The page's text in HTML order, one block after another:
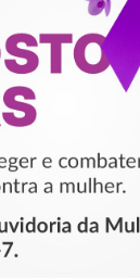
LILÁS –
E
MULHER